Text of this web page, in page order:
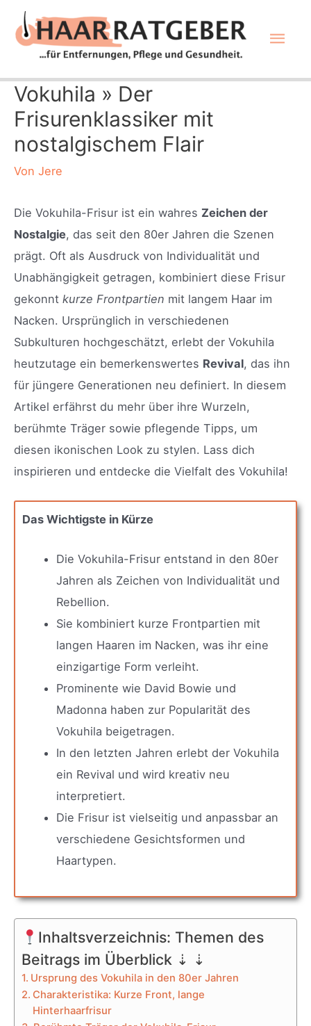
Inhalt
springen
Vokuhila » Der
Frisurenklassiker mit
nostalgischem Flair
Von Jere
Die Vokuhila-Frisur ist ein wahres Zeichen der
Nostalgie, das seit den 80er Jahren die Szenen
prägt. Oft als Ausdruck von Individualität und
Unabhängigkeit getragen, kombiniert diese Frisur
gekonnt kurze Frontpartien mit langem Haar im
Nacken. Ursprünglich in verschiedenen
Subkulturen hochgeschätzt, erlebt der Vokuhila
heutzutage ein bemerkenswertes Revival, das ihn
für jüngere Generationen neu definiert. In diesem
Artikel erfährst du mehr über ihre Wurzeln,
berühmte Träger sowie pflegende Tipps, um
diesen ikonischen Look zu stylen. Lass dich
inspirieren und entdecke die Vielfalt des Vokuhila!
Das Wichtigste in Kürze
Die Vokuhila-Frisur entstand in den 80er
Jahren als Zeichen von Individualität und
Rebellion.
Sie kombiniert kurze Frontpartien mit
langen Haaren im Nacken, was ihr eine
einzigartige Form verleiht.
Prominente wie David Bowie und
Madonna haben zur Popularität des
Vokuhila beigetragen.
In den letzten Jahren erlebt der Vokuhila
ein Revival und wird kreativ neu
interpretiert.
Die Frisur ist vielseitig und anpassbar an
verschiedene Gesichtsformen und
Haartypen.
Inhaltsverzeichnis: Themen des
Beitrags im Überblick ⇣ ⇣
Ursprung des Vokuhila in den 80er Jahren
Charakteristika: Kurze Front, lange
Hinterhaarfrisur